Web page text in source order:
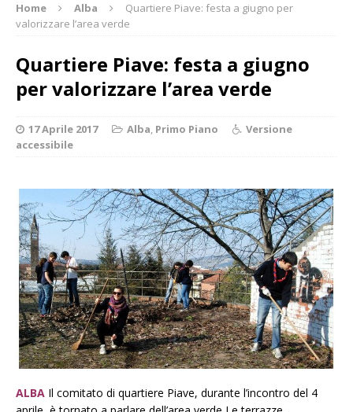
Home Alba
Quartiere Piave: festa a giugno per
valorizzare l’area verde
Quartiere Piave: festa a giugno
per valorizzare l’area verde
17 Aprile 2017 Alba, Primo Piano
Versione
accessibile
ALBA Il comitato di quartiere Piave, durante l’incontro del 4